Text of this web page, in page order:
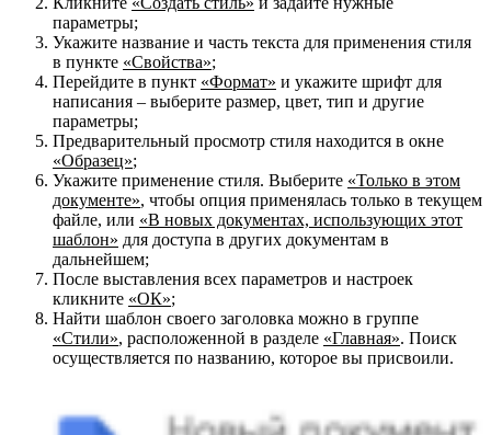
параметры;
Укажите название и часть текста для применения стиля
в пункте «Свойства»;
Перейдите в пункт «Формат» и укажите шрифт для
написания – выберите размер, цвет, тип и другие
параметры;
Предварительный просмотр стиля находится в окне
«Образец»;
Укажите применение стиля. Выберите «Только в этом
документе», чтобы опция применялась только в текущем
файле, или «В новых документах, использующих этот
шаблон» для доступа в других документам в
дальнейшем;
После выставления всех параметров и настроек
кликните «ОК»;
Найти шаблон своего заголовка можно в группе
«Стили», расположенной в разделе «Главная». Поиск
осуществляется по названию, которое вы присвоили.